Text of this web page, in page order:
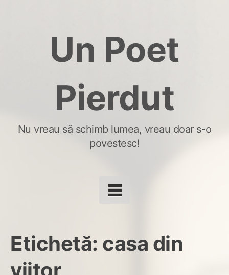
Un Poet
Pierdut
Nu vreau să schimb lumea, vreau doar s-o
povestesc!
Etichetă: casa din